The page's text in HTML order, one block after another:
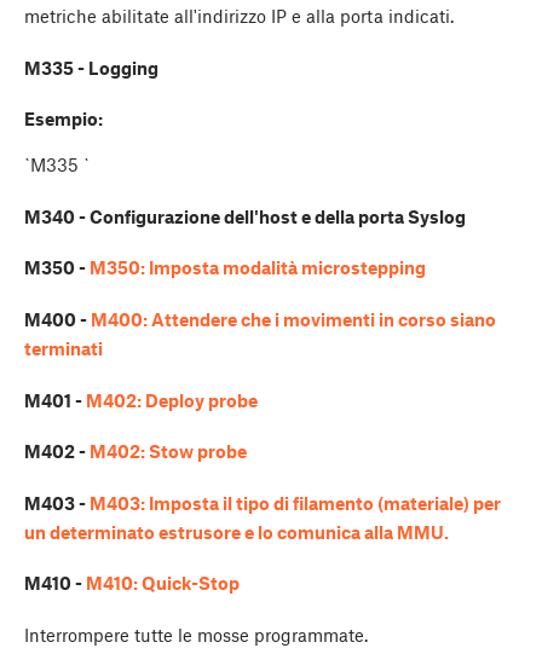
metriche abilitate all'indirizzo IP e alla porta indicati.
M335 - Logging
Esempio:
`M335 `
M340 - Configurazione dell'host e della porta Syslog
M350 - M350: Imposta modalità microstepping
M400 - M400: Attendere che i movimenti in corso siano
terminati
M401 - M402: Deploy probe
M402 - M402: Stow probe
M403 - M403: Imposta il tipo di filamento (materiale) per
un determinato estrusore e lo comunica alla MMU.
M410 - M410: Quick-Stop
Interrompere tutte le mosse programmate.